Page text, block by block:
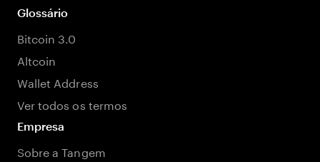
Glossário
Bitcoin 3.0
Altcoin
Wallet Address
Ver todos os termos
Empresa
Sobre a Tangem